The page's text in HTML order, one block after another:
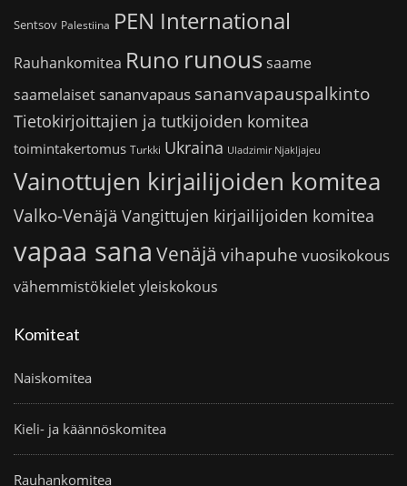
Sentsov Palestiina PEN International
Rauhankomitea Runo runoussaame
saamelaiset sananvapaus sananvapauspalkinto
Tietokirjoittajien ja tutkijoiden komitea
toimintakertomus Turkki Ukraina Uladzimir Njakljajeu
Vainottujen kirjailijoiden komitea
Valko-Venäjä Vangittujen kirjailijoiden komitea
vapaa sana Venäjä vihapuhe vuosikokous
vähemmistökieletyleiskokous
Komiteat
Naiskomitea
Kieli- ja käännöskomitea
Rauhankomitea